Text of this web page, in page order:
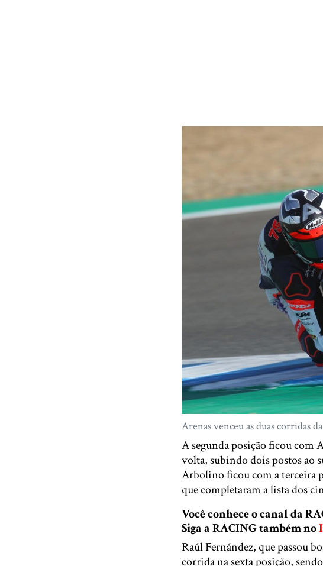
Arenas venceu as duas corridas
A segunda posição ficou com
volta, subindo dois postos ao
Arbolino ficou com a terceira
que completaram a lista dos
Você conhece o canal da
Siga a RACING também no
Raúl Fernández, que passou
corrida na sexta posição,